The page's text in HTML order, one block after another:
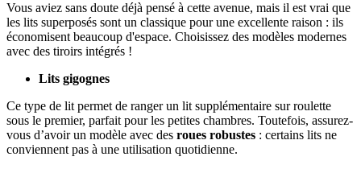
Vous aviez sans doute déjà pensé à cette avenue, mais il est vrai que
les lits superposés sont un classique pour une excellente raison : ils
économisent beaucoup d'espace. Choisissez des modèles modernes
avec des tiroirs intégrés !
Lits gigognes
Ce type de lit permet de ranger un lit supplémentaire sur roulette
sous le premier, parfait pour les petites chambres. Toutefois, assurez-
vous d’avoir un modèle avec des roues robustes : certains lits ne
conviennent pas à une utilisation quotidienne.